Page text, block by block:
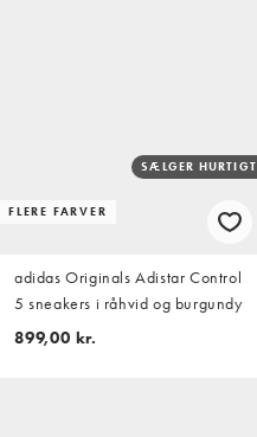
FLERE FARVER
SÆLGER HURTIGT
adidas Originals Adistar Control
5 sneakers i råhvid og burgundy
899,00 kr.